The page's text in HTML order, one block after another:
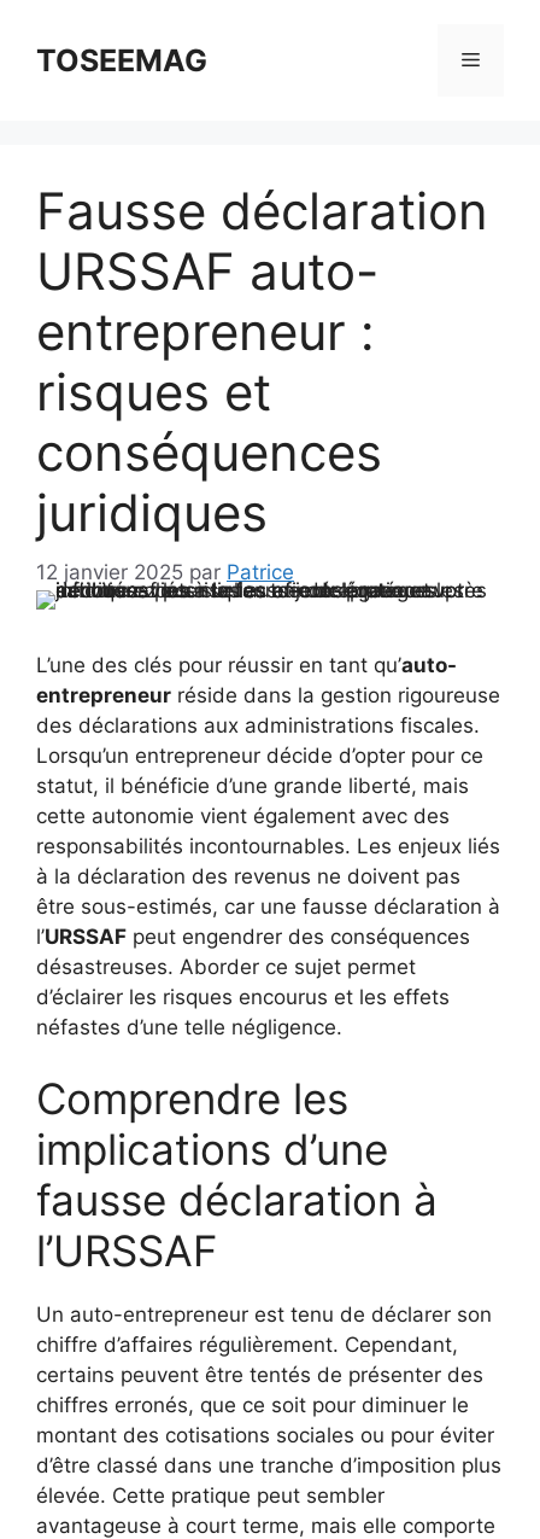
contenuTOSEEMAG Menu
Fausse déclaration
URSSAF auto-
entrepreneur :
risques et
conséquences
juridiques
12 janvier 2025 par Patrice
L’une des clés pour réussir en tant qu’auto-
entrepreneur réside dans la gestion rigoureuse
des déclarations aux administrations fiscales.
Lorsqu’un entrepreneur décide d’opter pour ce
statut, il bénéficie d’une grande liberté, mais
cette autonomie vient également avec des
responsabilités incontournables. Les enjeux liés
à la déclaration des revenus ne doivent pas
être sous-estimés, car une fausse déclaration à
l’URSSAF peut engendrer des conséquences
désastreuses. Aborder ce sujet permet
d’éclairer les risques encourus et les effets
néfastes d’une telle négligence.
Comprendre les
implications d’une
fausse déclaration à
l’URSSAF
Un auto-entrepreneur est tenu de déclarer son
chiffre d’affaires régulièrement. Cependant,
certains peuvent être tentés de présenter des
chiffres erronés, que ce soit pour diminuer le
montant des cotisations sociales ou pour éviter
d’être classé dans une tranche d’imposition plus
élevée. Cette pratique peut sembler
avantageuse à court terme, mais elle comporte